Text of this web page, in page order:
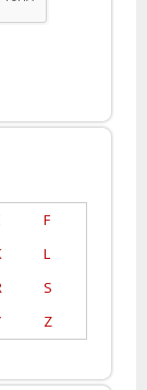
F
L
S
Z